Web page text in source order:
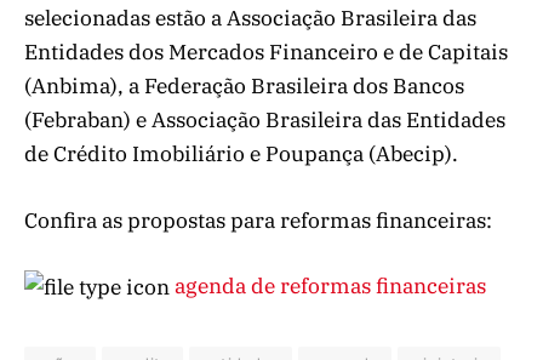
selecionadas estão a Associação Brasileira das
Entidades dos Mercados Financeiro e de Capitais
(Anbima), a Federação Brasileira dos Bancos
(Febraban) e Associação Brasileira das Entidades
de Crédito Imobiliário e Poupança (Abecip).
Confira as propostas para reformas financeiras:
agenda de reformas financeiras